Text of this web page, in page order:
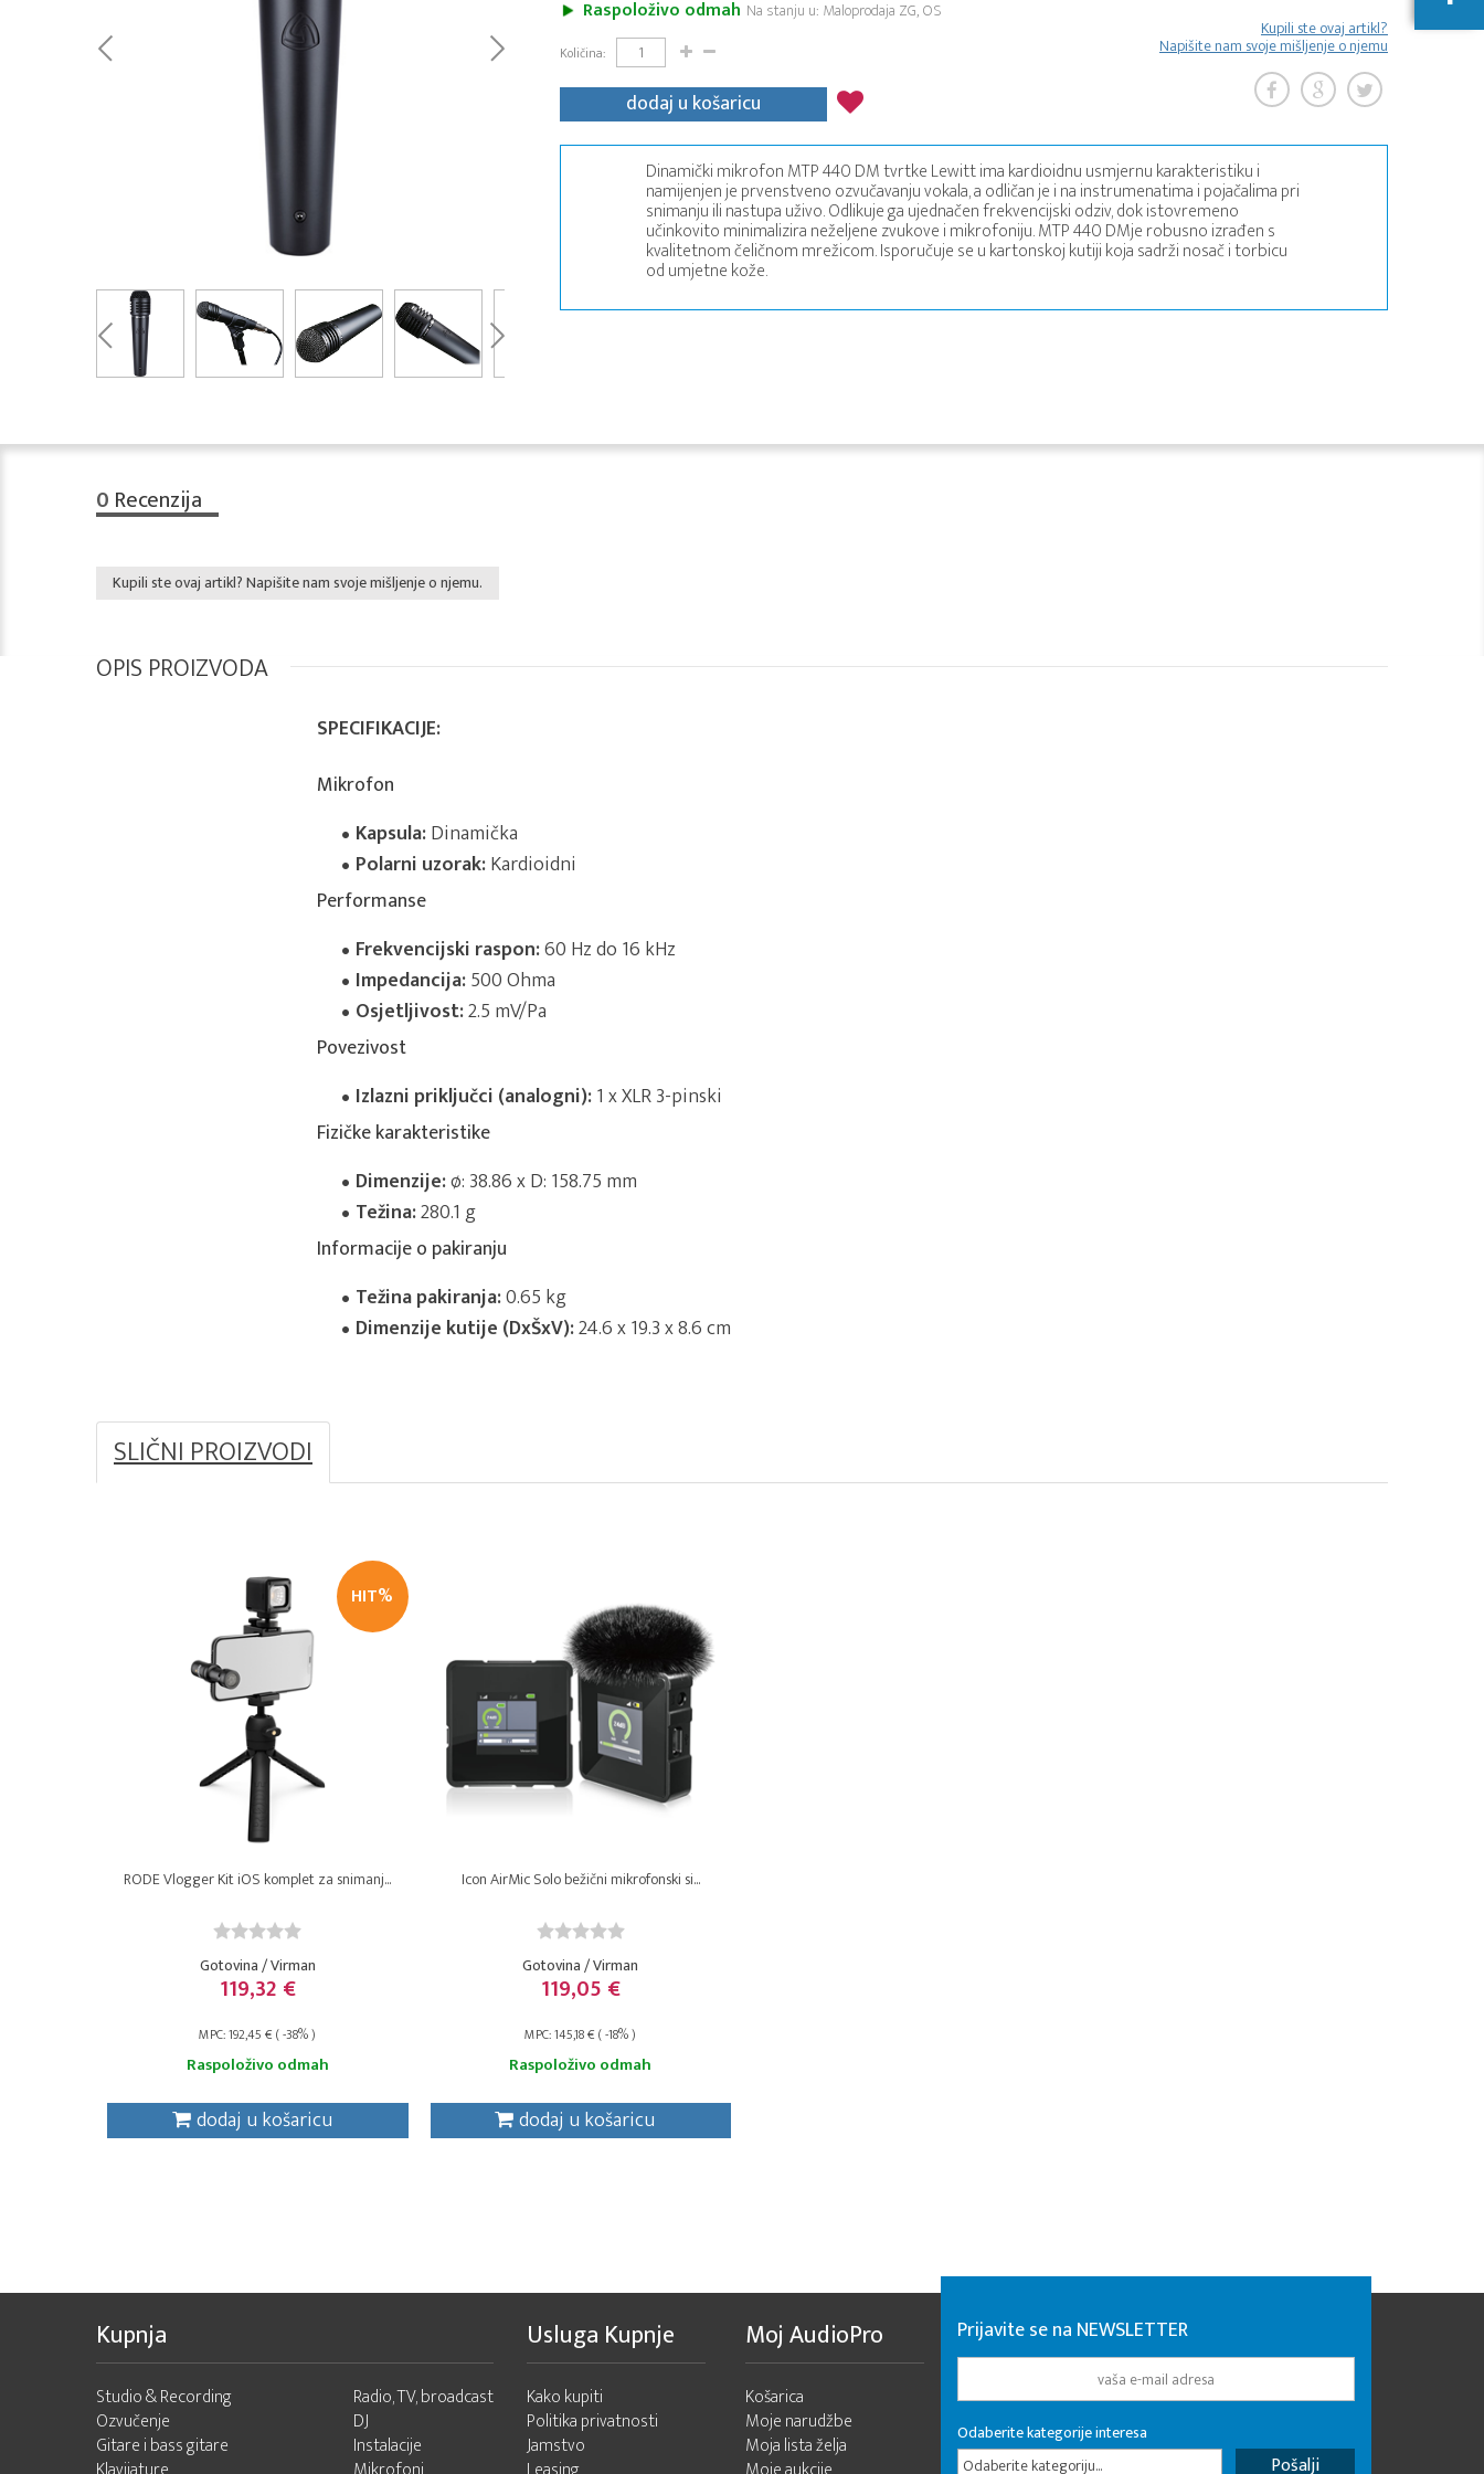
Raspoloživo odmah Na stanju u: Maloprodaja ZG, OS
Količina:
dodaj u košaricu
Kupili ste ovaj artikl?
Napišite nam svoje mišljenje o njemu
Dinamički mikrofon MTP 440 DM tvrtke Lewitt ima kardioidnu usmjernu karakteristiku i
namijenjen je prvenstveno ozvučavanju vokala, a odličan je i na instrumenatima i pojačalima pri
snimanju ili nastupa uživo. Odlikuje ga ujednačen frekvencijski odziv, dok istovremeno
učinkovito minimalizira neželjene zvukove i mikrofoniju. MTP 440 DMje robusno izrađen s
kvalitetnom čeličnom mrežicom. Isporučuje se u kartonskoj kutiji koja sadrži nosač i torbicu
od umjetne kože.
0 Recenzija
Kupili ste ovaj artikl? Napišite nam svoje mišljenje o njemu.
OPIS PROIZVODA
SPECIFIKACIJE:
Mikrofon
Kapsula:Dinamička
Polarni uzorak:Kardioidni
Performanse
Frekvencijski raspon:60 Hz do 16 kHz
Impedancija:500 Ohma
Osjetljivost:2.5 mV/Pa
Povezivost
Izlazni priključci (analogni):1 x XLR 3-pinski
Fizičke karakteristike
Dimenzije:ø: 38.86 x D: 158.75 mm
Težina:280.1 g
Informacije o pakiranju
Težina pakiranja:0.65 kg
Dimenzije kutije (DxŠxV):24.6 x 19.3 x 8.6 cm
SLIČNI PROIZVODI
RODE Vlogger Kit iOS komplet za snimanj...
Gotovina / Virman
119,32 €
MPC: 192,45 € ( -38% )
Raspoloživo odmah
dodaj u košaricu
HIT%
Icon AirMic Solo bežični mikrofonski si...
Gotovina / Virman
119,05 €
MPC: 145,18 € ( -18% )
Raspoloživo odmah
dodaj u košaricu
Kupnja
Studio & Recording
Ozvučenje
Gitare i bass gitare
Radio, TV, broadcast
DJ
Instalacije
Usluga Kupnje
Kako kupiti
Politika privatnosti
Jamstvo
Moj AudioPro
Košarica
Moje narudžbe
Moja lista želja
Prijavite se na NEWSLETTER
Odaberite kategorije interesa
Odaberite kategoriju...